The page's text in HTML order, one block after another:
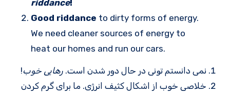
riddance!
Good riddance to dirty forms of energy.
We need cleaner sources of energy to
heat our homes and run our cars.
نمی دانستم تونی در حال دور شدن است. رهایی خوب!
خلاصی خوب از اشکال کثیف انرژی. ما برای گرم کردن